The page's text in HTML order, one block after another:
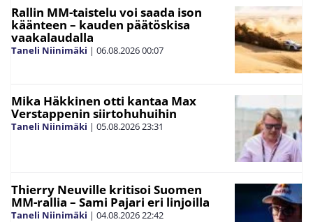
Rallin MM-taistelu voi saada ison
käänteen – kauden päätöskisa
vaakalaudalla
Taneli Niinimäki | 06.08.202600:07
Mika Häkkinen otti kantaa Max
Verstappenin siirtohuhuihin
Taneli Niinimäki | 05.08.2026 23:31
Thierry Neuville kritisoi Suomen
MM-rallia – Sami Pajari eri linjoilla
Taneli Niinimäki | 04.08.2026 22:42